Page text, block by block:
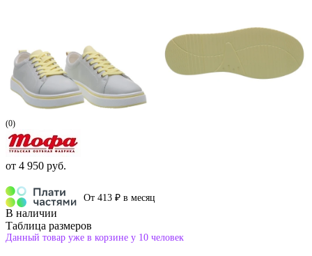
(0)
от 4 950 руб.
От 413 ₽ в месяц
В наличии
Таблица размеров
Данный товар уже в корзине у 10 человек